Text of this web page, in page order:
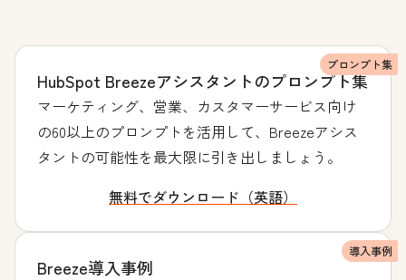
プロンプト集
HubSpot Breezeアシスタントのプロンプト集
マーケティング、営業、カスタマーサービス向け
の60以上のプロンプトを活用して、Breezeアシス
タントの可能性を最大限に引き出しましょう。
無料でダウンロード（英語）
導入事例
Breeze導入事例